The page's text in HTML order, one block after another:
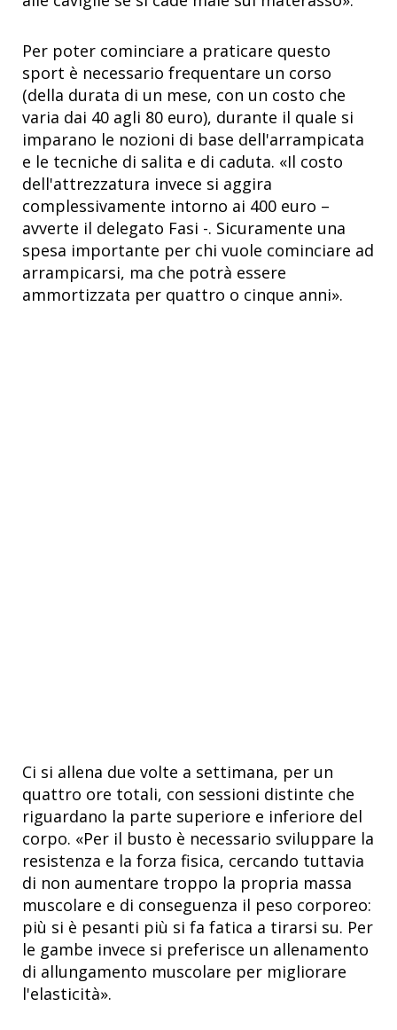
Per poter cominciare a praticare questo
sport è necessario frequentare un corso
(della durata di un mese, con un costo che
varia dai 40 agli 80 euro), durante il quale si
imparano le nozioni di base dell'arrampicata
e le tecniche di salita e di caduta. «Il costo
dell'attrezzatura invece si aggira
complessivamente intorno ai 400 euro –
avverte il delegato Fasi -. Sicuramente una
spesa importante per chi vuole cominciare ad
arrampicarsi, ma che potrà essere
ammortizzata per quattro o cinque anni».
Ci si allena due volte a settimana, per un
quattro ore totali, con sessioni distinte che
riguardano la parte superiore e inferiore del
corpo. «Per il busto è necessario sviluppare la
resistenza e la forza fisica, cercando tuttavia
di non aumentare troppo la propria massa
muscolare e di conseguenza il peso corporeo:
più si è pesanti più si fa fatica a tirarsi su. Per
le gambe invece si preferisce un allenamento
di allungamento muscolare per migliorare
l'elasticità».